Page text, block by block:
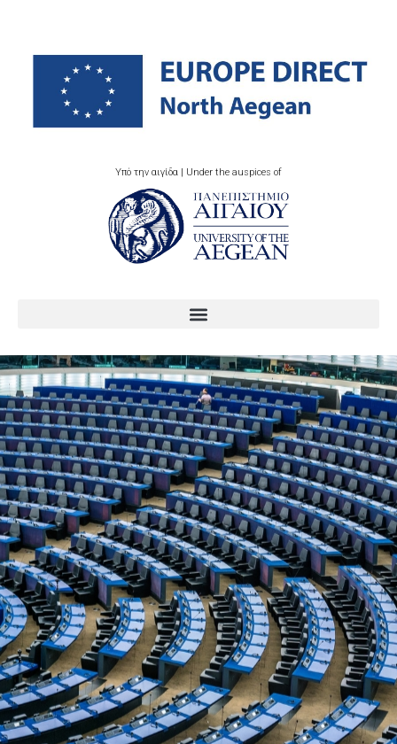
Υπό την αιγίδα | Under the auspices of